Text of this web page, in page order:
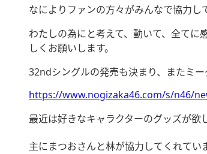
なによりファンの方々がみんなで協力し
わたしの為にと考えて、動いて、全て
しくお願いします。
32ndシングルの発売も決まり、またミ
https://www.nogizaka46.com/s/n46/
最近は好きなキャラクターのグッズが欲
主にまつおさんと林が協力してくれてい